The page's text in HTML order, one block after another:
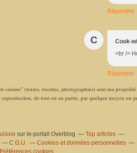
Répondre
C
Cook-
<br />
Répondre
cuisine" (textes, recettes, photographies) sont ma
de tout ou en partie, par quelque moyen ou
sur le portail Overblog
Top articles
C.G.U.
Cookies et données personnelles
Préférences cookies